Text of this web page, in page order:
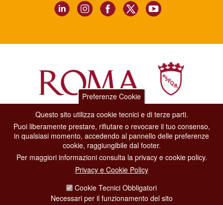
Dipartimento Grandi Eventi, Sport, Turismo e Moda.
Via di San Basilio, 51
00187 Roma
CONTACT CENTER TEL. 06 06 08
CONTATTA LA REDAZIONE
Preferenze Cookie
Questo sito utilizza cookie tecnici e di terze parti.
Puoi liberamente prestare, rifiutare o revocare il tuo consenso,
in qualsiasi momento, accedendo al pannello delle preferenze
cookie, raggiungibile dal footer.
Per maggiori informazioni consulta la privacy e cookie policy.
Privacy e Cookie Policy
Cookie Tecnici Obbligatori
Necessari per il funzionamento del sito